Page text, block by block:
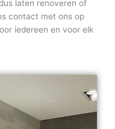
laten renoveren of
contact met ons op
iedereen en voor elk